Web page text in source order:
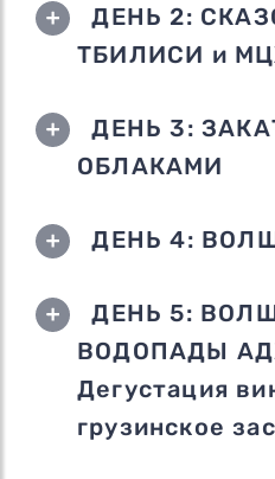
ДЕНЬ 2:
ТБИЛИСИ и
ДЕНЬ 3:
ОБЛАКАМИ
ДЕНЬ 4:
ДЕНЬ 5:
ВОДОПАДЫ
Дегустация
грузинское